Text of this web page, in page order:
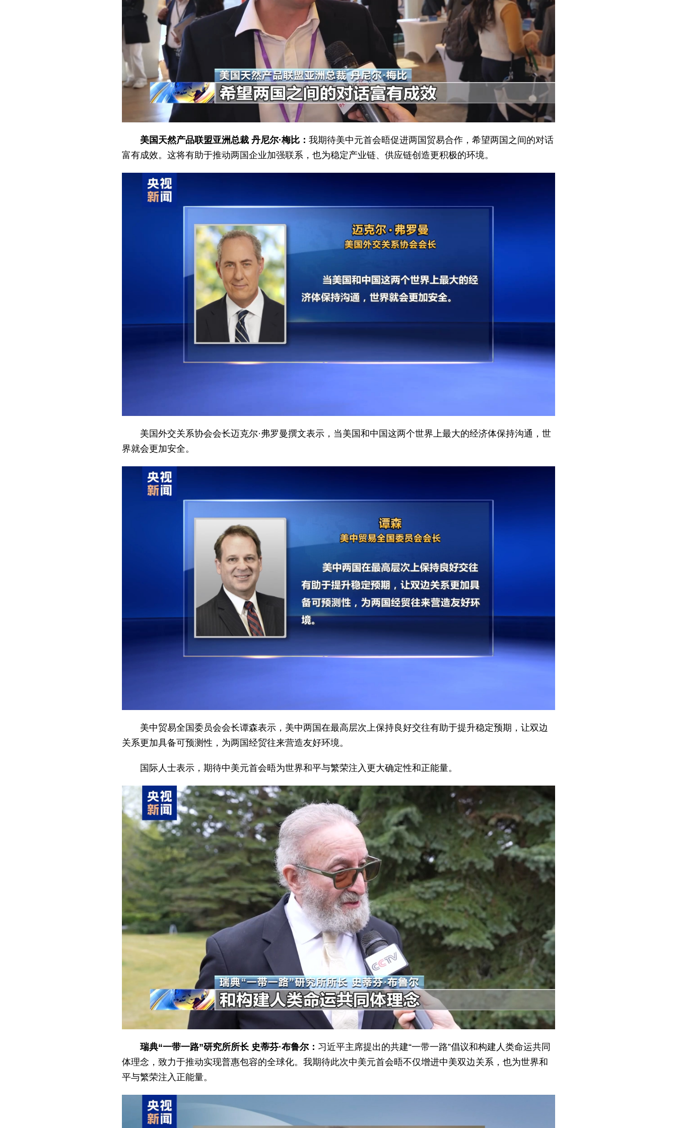
美国天然产品联盟亚洲总裁 丹尼尔·梅比： 我期待美中元首会晤促进两国贸易合作，希望两国之间的对话
富有成效。这将有助于推动两国企业加强联系，也为稳定产业链、供应链创造更积极的环境。
美国外交关系协会会长迈克尔·弗罗曼撰文表示，当美国和中国这两个世界上最大的经济体保持沟通，世
界就会更加安全。
美中贸易全国委员会会长谭森表示，美中两国在最高层次上保持良好交往有助于提升稳定预期，让双边
关系更加具备可预测性，为两国经贸往来营造友好环境。
国际人士表示，期待中美元首会晤为世界和平与繁荣注入更大确定性和正能量。
瑞典“一带一路”研究所所长 史蒂芬·布鲁尔： 习近平主席提出的共建“一带一路”倡议和构建人类命运共同
体理念，致力于推动实现普惠包容的全球化。我期待此次中美元首会晤不仅增进中美双边关系，也为世界和
平与繁荣注入正能量。